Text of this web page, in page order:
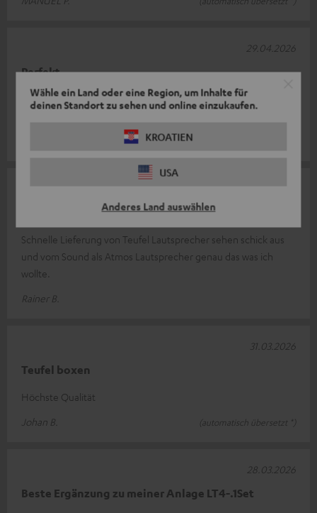
Wähle ein Land oder eine Region, um Inhalte für
deinen Standort zu sehen und online einzukaufen.
KROATIEN
USA
Anderes Land auswählen
Perfekt
Integration in mein bestehendes System ging relativ
29.04.2026
Schnelle Lieferung von Teufel Lautsprecher sehen schick aus
und vom Sound als Atmos Lautsprecher genau das was ich
wollte.
Rainer B.
Teufel boxen
Höchste Qualität
Johan B.
(automatisch übersetzt *)
31.03.2026
Beste Ergänzung zu meiner Anlage LT4-.1Set
28.03.2026